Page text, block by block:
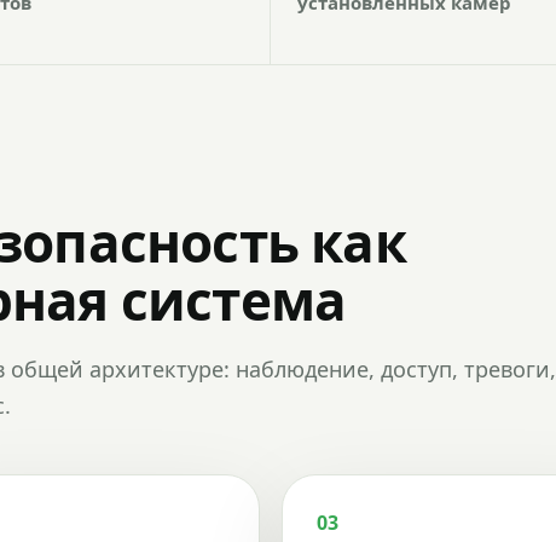
как
система
архитектуре: наблюдение, доступ, тревоги,
03